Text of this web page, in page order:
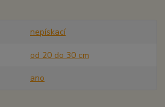
nepískací
od 20 do 30 cm
ano